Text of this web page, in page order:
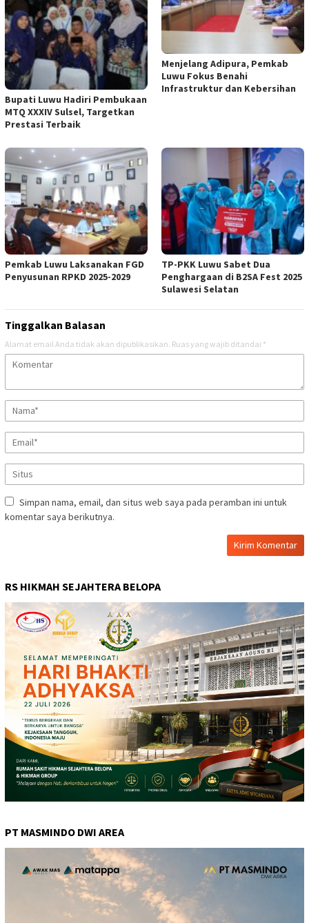
Bupati Luwu Hadiri Pembukaan
MTQ XXXIV Sulsel, Targetkan
Prestasi Terbaik
Menjelang Adipura, Pemkab
Luwu Fokus Benahi
Infrastruktur dan Kebersihan
Pemkab Luwu Laksanakan FGD
Penyusunan RPKD 2025-2029
TP-PKK Luwu Sabet Dua
Penghargaan di B2SA Fest 2025
Sulawesi Selatan
Tinggalkan Balasan
Alamat email Anda tidak akan dipublikasikan. Ruas yang wajib ditandai *
Simpan nama, email, dan situs web saya pada peramban ini untuk
komentar saya berikutnya.
RS HIKMAH SEJAHTERA BELOPA
PT MASMINDO DWI AREA